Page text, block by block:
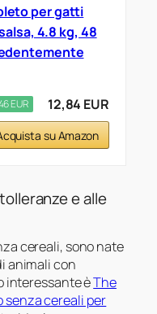
per gatti
4.8 kg, 48
EUR 12,84 EUR
su Amazon
e alle
cereali, sono nate
animali con
interessante èThe
senza cereali per